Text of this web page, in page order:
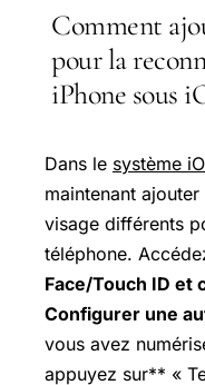
Comment
pour la
iPhone sous
Dans le système
maintenant
visage différents
téléphone.
Face/Touch ID et
Configurer une
vous avez
appuyez sur** «